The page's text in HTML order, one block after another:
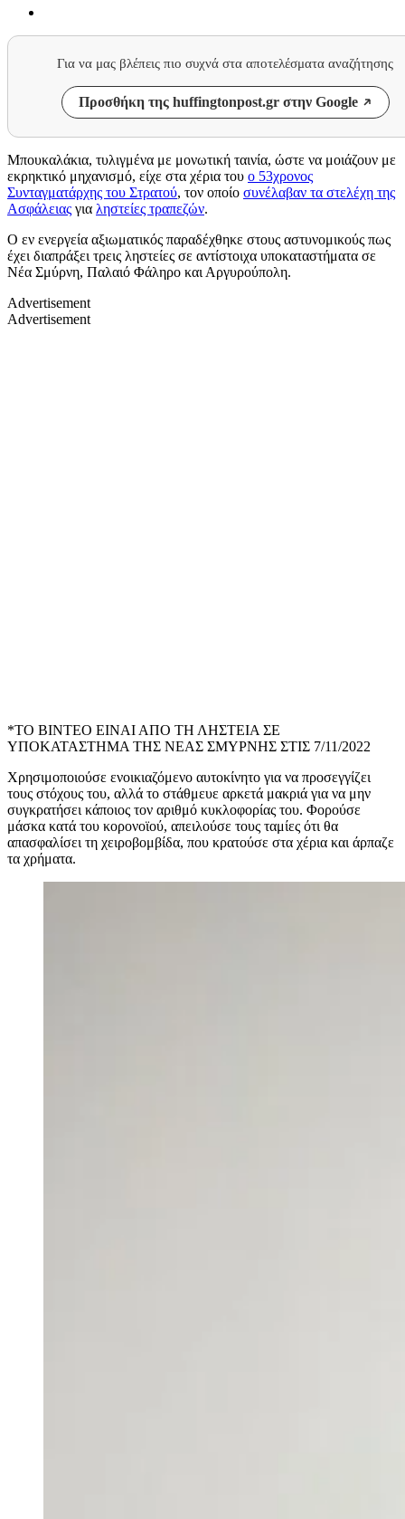
Για να μας βλέπεις πιο συχνά στα αποτελέσματα αναζήτησης
Προσθήκη της huffingtonpost.gr στην Google
Μπουκαλάκια, τυλιγμένα με μονωτική ταινία, ώστε να μοιάζουν με
εκρηκτικό μηχανισμό, είχε στα χέρια του ο 53χρονος
Συνταγματάρχης του Στρατού, τον οποίο συνέλαβαν τα στελέχη της
Ασφάλειας για ληστείες τραπεζών.
Ο εν ενεργεία αξιωματικός παραδέχθηκε στους αστυνομικούς πως
έχει διαπράξει τρεις ληστείες σε αντίστοιχα υποκαταστήματα σε
Νέα Σμύρνη, Παλαιό Φάληρο και Αργυρούπολη.
Advertisement
Advertisement
*ΤΟ ΒΙΝΤΕΟ ΕΙΝΑΙ ΑΠΟ ΤΗ ΛΗΣΤΕΙΑ ΣΕ
ΥΠΟΚΑΤΑΣΤΗΜΑ ΤΗΣ ΝΕΑΣ ΣΜΥΡΝΗΣ ΣΤΙΣ 7/11/2022
Χρησιμοποιούσε ενοικιαζόμενο αυτοκίνητο για να προσεγγίζει
τους στόχους του, αλλά το στάθμευε αρκετά μακριά για να μην
συγκρατήσει κάποιος τον αριθμό κυκλοφορίας του. Φορούσε
μάσκα κατά του κορονοϊού, απειλούσε τους ταμίες ότι θα
απασφαλίσει τη χειροβομβίδα, που κρατούσε στα χέρια και άρπαζε
τα χρήματα.